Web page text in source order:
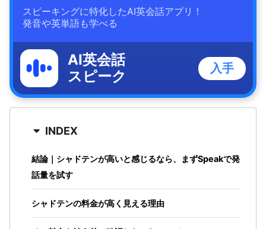
スピーキングに特化したAI英会話アプリ！
発音や英単語も学べる
AI英会話
スピーク
入手
INDEX
結論｜シャドテンが高いと感じるなら、まずSpeakで発
話量を試す
シャドテンの料金が高く見える理由